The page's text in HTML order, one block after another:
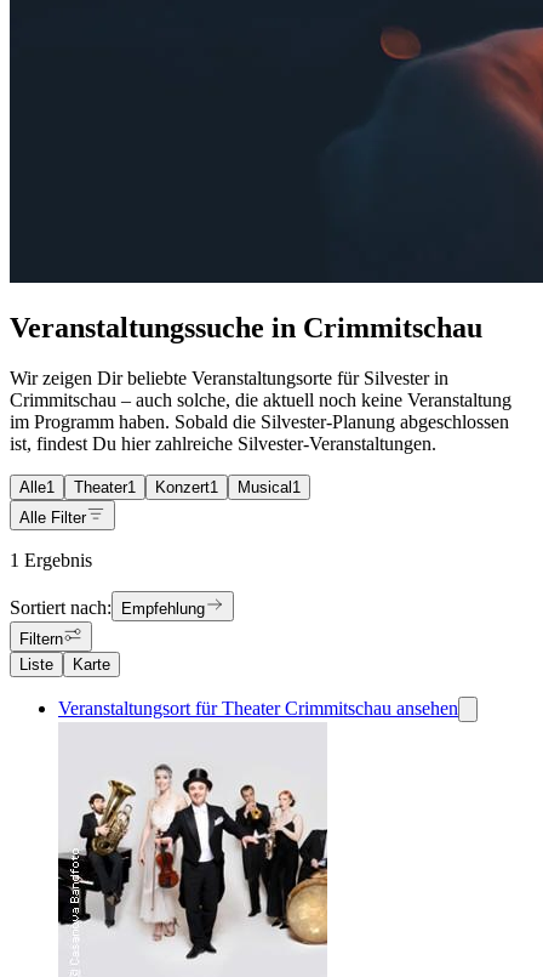
Veranstaltungssuche in Crimmitschau
Wir zeigen Dir beliebte Veranstaltungsorte für Silvester in
Crimmitschau – auch solche, die aktuell noch keine Veranstaltung
im Programm haben. Sobald die Silvester-Planung abgeschlossen
ist, findest Du hier zahlreiche Silvester-Veranstaltungen.
Alle1 Theater1 Konzert1 Musical 1
Alle Filter
1 Ergebnis
Sortiert nach:
Empfehlung
Filtern
Liste
Karte
Veranstaltungsort für Theater Crimmitschau ansehen